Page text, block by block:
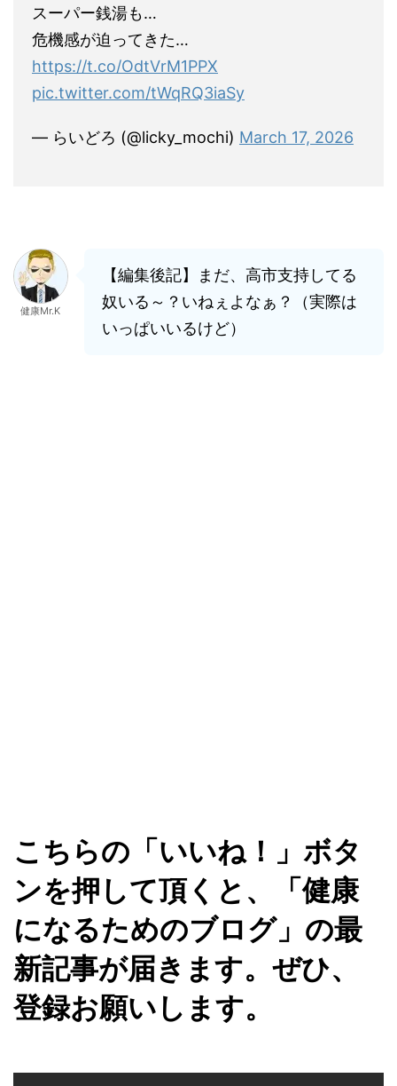
スーパー銭湯も…
危機感が迫ってきた…
https://t.co/OdtVrM1PPX
pic.twitter.com/tWqRQ3iaSy
— らいどろ (@licky_mochi) March 17, 2026
健康Mr.K
【編集後記】まだ、高市支持してる
奴いる～？いねぇよなぁ？（実際は
いっぱいいるけど）
こちらの「いいね！」ボタ
ンを押して頂くと、「健康
になるためのブログ」の最
新記事が届きます。ぜひ、
登録お願いします。